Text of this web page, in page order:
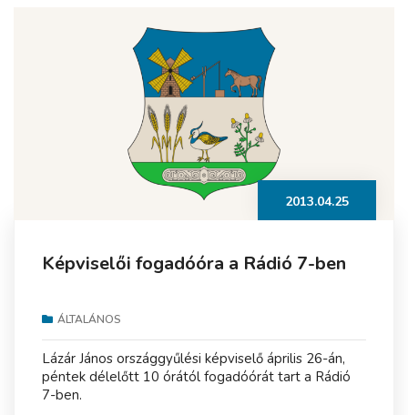
2013.04.25
Képviselői fogadóóra a Rádió 7-ben
ÁLTALÁNOS
Lázár János országgyűlési képviselő április 26-án,
péntek délelőtt 10 órától fogadóórát tart a Rádió
7-ben.